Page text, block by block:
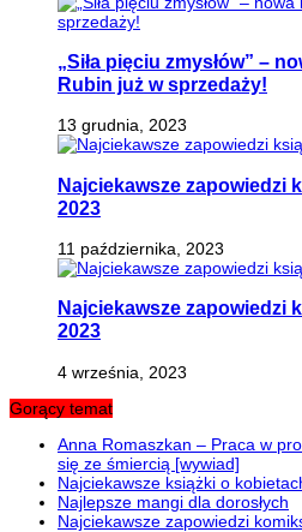
„Siła pięciu zmysłów” –
Rubin już w sprzedaży!
13 grudnia, 2023
Najciekawsze zapowiedzi
2023
11 października, 2023
Najciekawsze zapowiedzi
2023
4 września, 2023
Gorący temat
Anna Romaszkan – Praca w
się ze śmiercią [wywiad]
Najciekawsze książki o
Najlepsze mangi dla dorosłych
Najciekawsze zapowiedzi